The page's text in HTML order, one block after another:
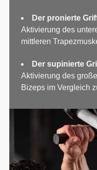
Der pronierte
Aktivierung des
mittleren
Der supinierte
Aktivierung des
Bizeps im Vergleich